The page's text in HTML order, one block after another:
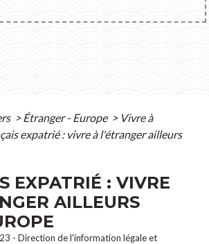
> Étranger - Europe > Vivre à
expatrié : vivre à l'étranger ailleurs
EXPATRIÉ : VIVRE
AILLEURS
- Direction de l'information légale et